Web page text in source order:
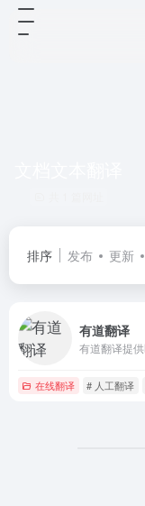
排序 发布 更新
有道翻译
在线翻译 # 人工翻译